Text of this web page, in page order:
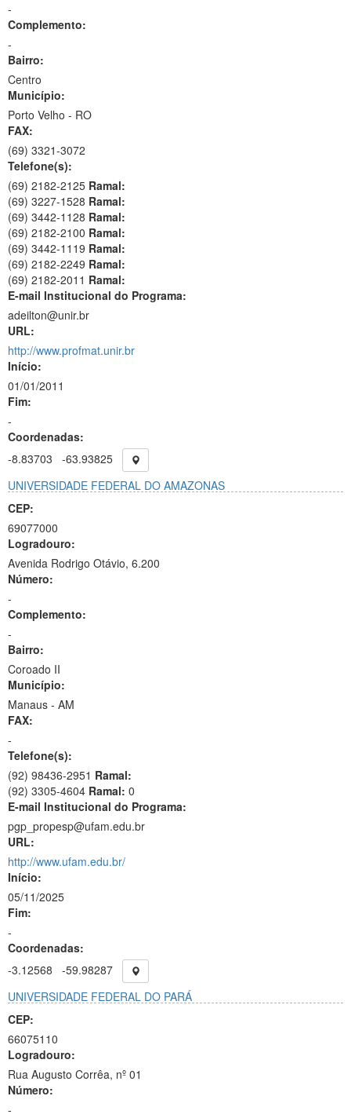
-
Complemento:
-
Bairro:
Centro
Município:
Porto Velho - RO
FAX:
(69) 3321-3072
Telefone(s):
(69) 2182-2125 Ramal:
(69) 3227-1528 Ramal:
(69) 3442-1128 Ramal:
(69) 2182-2100 Ramal:
(69) 3442-1119 Ramal:
(69) 2182-2249 Ramal:
(69) 2182-2011 Ramal:
E-mail Institucional do Programa:
adeilton@unir.br
URL:
http://www.profmat.unir.br
Início:
01/01/2011
Fim:
-
Coordenadas:
-8.83703
-63.93825
UNIVERSIDADE FEDERAL DO AMAZONAS
CEP:
69077000
Logradouro:
Avenida Rodrigo Otávio, 6.200
Número:
-
Complemento:
-
Bairro:
Coroado II
Município:
Manaus - AM
FAX:
-
Telefone(s):
(92) 98436-2951 Ramal:
(92) 3305-4604 Ramal: 0
E-mail Institucional do Programa:
pgp_propesp@ufam.edu.br
URL:
http://www.ufam.edu.br/
Início:
05/11/2025
Fim:
-
Coordenadas:
-3.12568
-59.98287
UNIVERSIDADE FEDERAL DO PARÁ
CEP:
66075110
Logradouro:
Rua Augusto Corrêa, nº 01
Número:
-